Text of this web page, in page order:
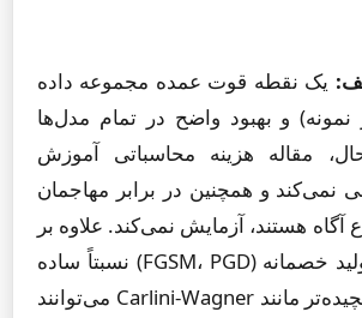
یک نقطه قوت عمده مجموعه داده
هزار نمونه) و بهبود واضح در تمام مدل‌ها
مقاله هزینه محاسباتی آموزش
نمی‌کند و همچنین در برابر مهاجمان
آگاه هستند، آزمایش نمی‌کند. علاوه بر
این، روش‌های تولید خصمانه (FGSM، PGD) نسبتاً ساده
هستند؛ حملات پیچیده‌تر مانند Carlini-Wagner می‌توانند